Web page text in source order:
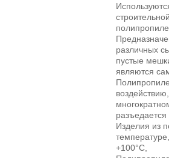
различных
пустые
являются
Изделия из
+100°С,